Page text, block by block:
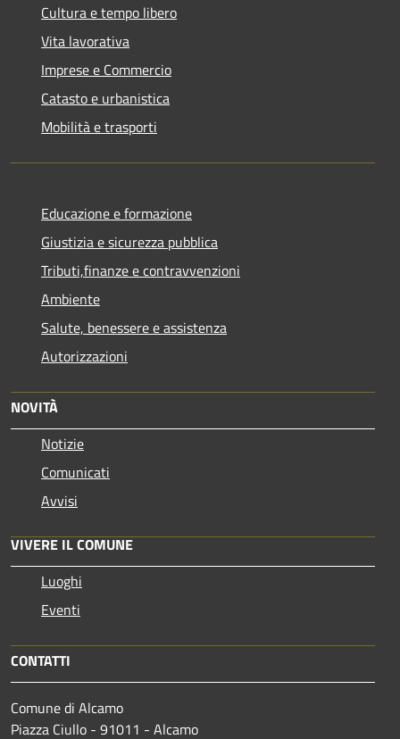
Cultura e tempo libero
Vita lavorativa
Imprese e Commercio
Catasto e urbanistica
Mobilità e trasporti
Educazione e formazione
Giustizia e sicurezza pubblica
Tributi,finanze e contravvenzioni
Ambiente
Salute, benessere e assistenza
Autorizzazioni
NOVITÀ
Notizie
Comunicati
Avvisi
VIVERE IL COMUNE
Luoghi
Eventi
CONTATTI
Comune di Alcamo
Piazza Ciullo - 91011 - Alcamo